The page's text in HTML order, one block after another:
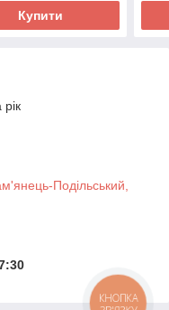
Купити
Подільський,
КНОПКА